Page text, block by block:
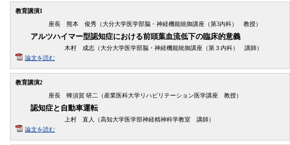
教育講演1
座長 熊本 俊秀（大分大学医学部脳・神経機能統御講座（第3内科） 教授）
アルツハイマー型認知症における前頭葉血流低下の臨床的意義
木村 成志（大分大学医学部脳・神経機能統御講座（第３内科） 講師）
論文を読む
教育講演2
座長 蜂須賀 研二（産業医科大学リハビリテーション医学講座 教授）
認知症と自動車運転
上村 直人（高知大学医学部神経精神科学教室 講師）
論文を読む